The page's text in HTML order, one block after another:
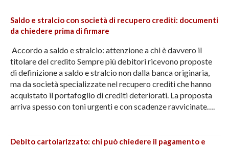
Saldo e stralcio con società di recupero crediti: documenti
da chiedere prima di firmare
Accordo a saldo e stralcio: attenzione a chi è davvero il
titolare del credito Sempre più debitori ricevono proposte
di definizione a saldo e stralcio non dalla banca originaria,
ma da società specializzate nel recupero crediti che hanno
acquistato il portafoglio di crediti deteriorati. La proposta
arriva spesso con toni urgenti e con scadenze ravvicinate….
Debito cartolarizzato: chi può chiedere il pagamento e